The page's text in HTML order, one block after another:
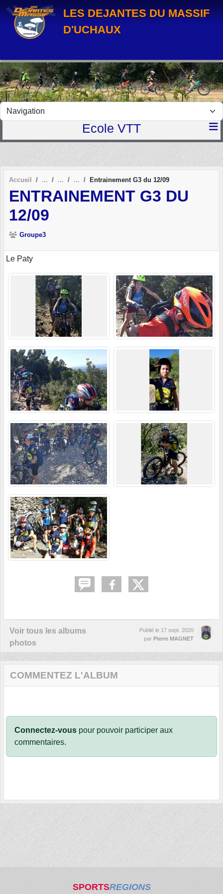
LES DEJANTES DU MASSIF
D'UCHAUX
Ecole VTT
Accueil Entrainement G3 du 12/09
ENTRAINEMENT G3 DU
12/09
Groupe3
Le Paty
Voir tous les albums
photos
Publié le 17 sept. 2020
par Pierre MAGNET
COMMENTEZ L'ALBUM
Connectez-vous pour pouvoir participer aux
commentaires.
SPORTSREGIONS
Panneau de gestion des cookies